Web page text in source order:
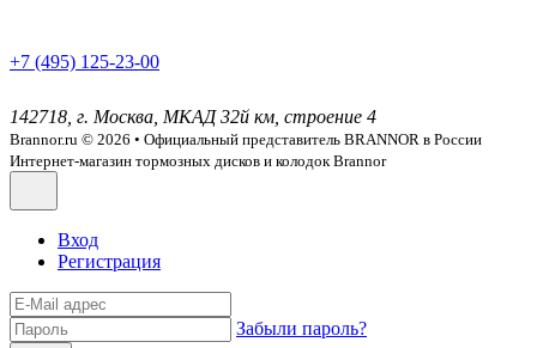
+7 (495) 125-23-00
142718, г. Москва, МКАД 32й км, строение 4
Brannor.ru © 2026 • Официальный представитель BRANNOR в России
Интернет-магазин тормозных дисков и колодок Brannor
Вход
Регистрация
Забыли пароль?